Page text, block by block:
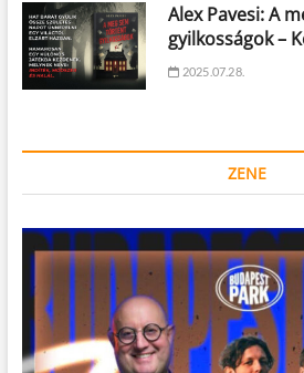
Alex Pavesi: A
gyilkosságok –
2025.07.28.
ZENE